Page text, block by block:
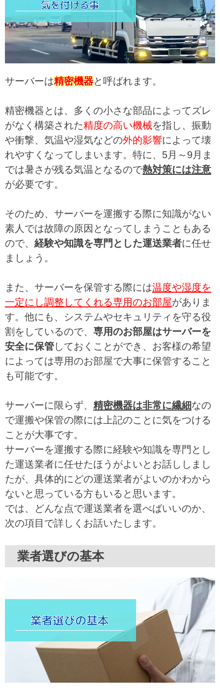
サーバーは精密機器と呼ばれます。
精密機器とは、多くの小さな部品によってズレ
がなく構築された精度の高い機械を指し、振動
や衝撃、気温や湿気などの外的影響によって壊
れやすくなってしまいます。特に、5月～9月ま
では暑さが残る気温となるので熱対策には注意
が必要です。
そのため、サーバーを運搬する際に知識がない
素人では故障の原因となってしまうこともある
ので、 経験や知識を専門とした運送業者に任せ
ましょう。
また、サーバーを保管する際には温度や湿度を
一定にし調整してくれる専用のお部屋がありま
す。他にも、システムやセキュリティを守る役
割をしているので、 専用のお部屋はサーバーを
安全に保管しておくことができ、お客様の希望
によっては専用のお部屋で大事に保管すること
も可能です。
サーバーに限らず、 精密機器は非常に繊細なの
で運搬や保管の際には上記のことに気をつける
ことが大事です。
サーバーを運搬する際に経験や知識を専門とし
た運送業者に任せたほうがよいとお話ししまし
たが、具体的にどの運送業者がよいのかわから
ないと思っている方もいると思います。
では、どんな点で運送業者を選べばいいのか、
次の項目で詳しくお話いたします。
業者選びの基本